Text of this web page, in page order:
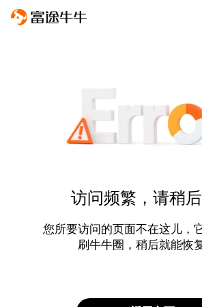
访问频繁，请稍
您所要访问的页面不在这儿，
刷牛牛圈，稍后就能恢